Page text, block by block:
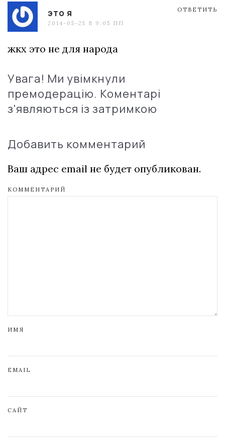
это я
2014-05-25 В 9:05 ПП
ОТВЕТИТЬ
жкх это не для народа
Увага! Ми увімкнули
премодерацію. Коментарі
з'являються із затримкою
Добавить комментарий
Ваш адрес email не будет опубликован.
КОММЕНТАРИЙ
ИМЯ
EMAIL
САЙТ